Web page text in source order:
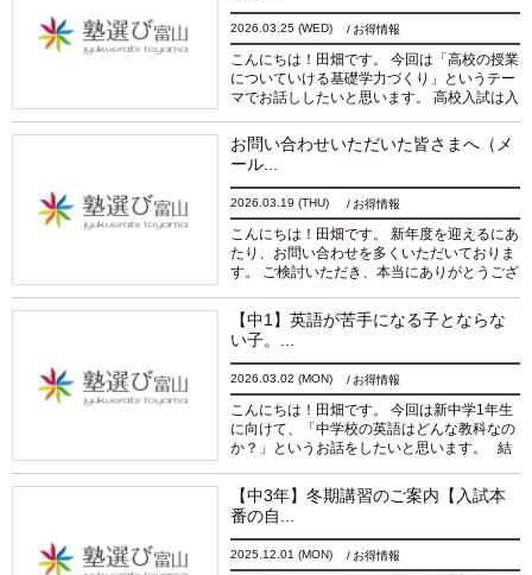
2026.03.25(WED) お得情報
こんにちは！田畑です。 今回は「高校の授業
についていける基礎学力づくり」というテー
マでお話ししたいと思います。 高校入試は入
校入試ですが、全体的に倍率が低下傾向にあ
りま... 続きを読む
お問い合わせいただいた皆さまへ（メ
ール...
2026.03.19(THU) お得情報
こんにちは！田畑です。 新年度を迎えるにあ
たり、お問い合わせを多くいただいておりま
す。 ご検討いただき、本当にありがとうござ
お問い合わせへの返信について 現在、...
きを読む
【中1】英語が苦手になる子とならな
い子。...
2026.03.02(MON) お得情報
こんにちは！田畑です。 今回は新中学1年生
に向けて、「中学校の英語はどんな教科なの
か？」というお話をしたいと思います。 結
ね”の教科です。 英語は「わからなくなっ...
続きを読む
【中3年】冬期講習のご案内【入試本
番の自...
2025.12.01(MON) お得情報